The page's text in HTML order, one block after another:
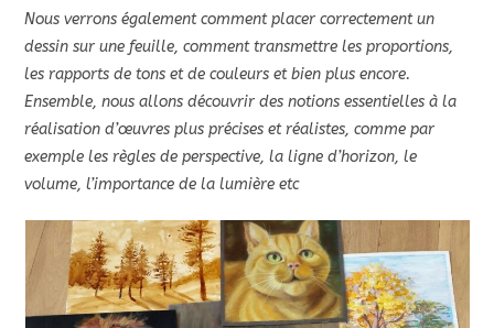
Nous verrons également comment placer correctement un
dessin sur une feuille, comment transmettre les proportions,
les rapports de tons et de couleurs et bien plus encore.
Ensemble, nous allons découvrir des notions essentielles à la
réalisation d’œuvres plus précises et réalistes, comme par
exemple les règles de perspective, la ligne d’horizon, le
volume, l’importance de la lumière etc